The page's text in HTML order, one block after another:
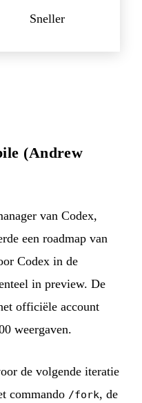
Sneller
(Andrew
van Codex,
een roadmap van
Codex in de
in preview. De
officiële account
weergaven.
de volgende iteratie
commando /fork, de